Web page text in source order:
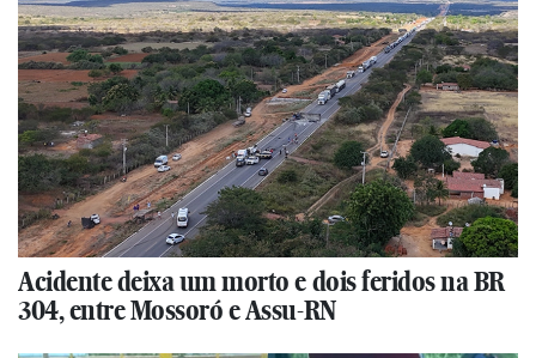
Acidente deixa um morto e dois feridos na BR
304, entre Mossoró e Assu-RN